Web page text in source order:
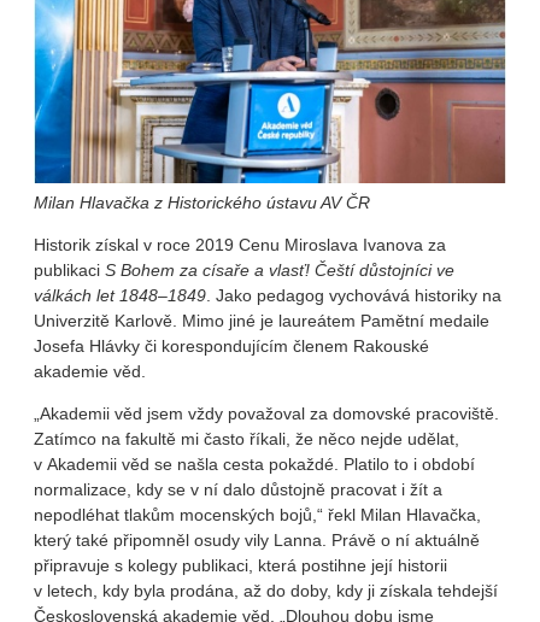
Milan Hlavačka z Historického ústavu AV ČR
Historik získal v roce 2019 Cenu Miroslava Ivanova za
publikaci S Bohem za císaře a vlasť! Čeští důstojníci ve
válkách let 1848–1849 . Jako pedagog vychovává historiky na
Univerzitě Karlově. Mimo jiné je laureátem Pamětní medaile
Josefa Hlávky či korespondujícím členem Rakouské
akademie věd.
„Akademii věd jsem vždy považoval za domovské pracoviště.
Zatímco na fakultě mi často říkali, že něco nejde udělat,
v Akademii věd se našla cesta pokaždé. Platilo to i období
normalizace, kdy se v ní dalo důstojně pracovat i žít a
nepodléhat tlakům mocenských bojů,“ řekl Milan Hlavačka,
který také připomněl osudy vily Lanna. Právě o ní aktuálně
připravuje s kolegy publikaci, která postihne její historii
v letech, kdy byla prodána, až do doby, kdy ji získala tehdejší
Československá akademie věd. „Dlouhou dobu jsme